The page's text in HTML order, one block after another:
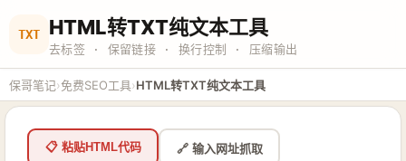
TXT HTML转TXT纯文本工具
去标签 · 保留链接 · 换行控制 · 压缩输出
保哥笔记›免费SEO工具›HTML转TXT纯文本工具
📋 粘贴HTML代码 🔗 输入网址抓取